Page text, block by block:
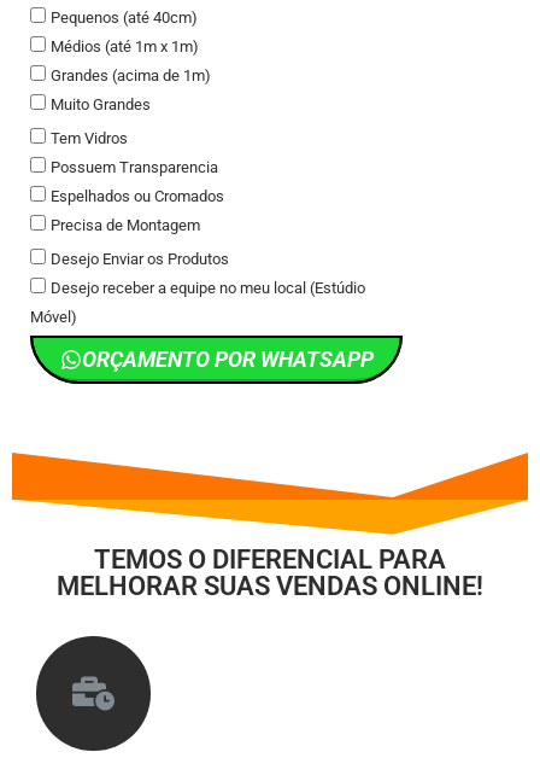
Pequenos (até 40cm)
Médios (até 1m x 1m)
Grandes (acima de 1m)
Muito Grandes
Tem Vidros
Possuem Transparencia
Espelhados ou Cromados
Precisa de Montagem
Desejo Enviar os Produtos
Desejo receber a equipe no meu local (Estúdio
Móvel)
ORÇAMENTO POR WHATSAPP
TEMOS O DIFERENCIAL PARA
MELHORAR SUAS VENDAS ONLINE!